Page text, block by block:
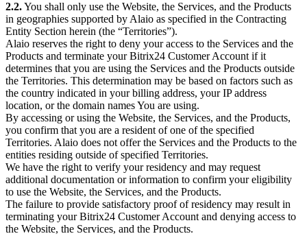
2.2.You shall only use the Website, the Services, and the Products
in geographies supported by Alaio as specified in the Contracting
Entity Section herein (the “Territories”).
Alaio reserves the right to deny your access to the Services and the
Products and terminate your Bitrix24 Customer Account if it
determines that you are using the Services and the Products outside
the Territories. This determination may be based on factors such as
the country indicated in your billing address, your IP address
location, or the domain names You are using.
By accessing or using the Website, the Services, and the Products,
you confirm that you are a resident of one of the specified
Territories. Alaio does not offer the Services and the Products to the
entities residing outside of specified Territories.
We have the right to verify your residency and may request
additional documentation or information to confirm your eligibility
to use the Website, the Services, and the Products.
The failure to provide satisfactory proof of residency may result in
terminating your Bitrix24 Customer Account and denying access to
the Website, the Services, and the Products.